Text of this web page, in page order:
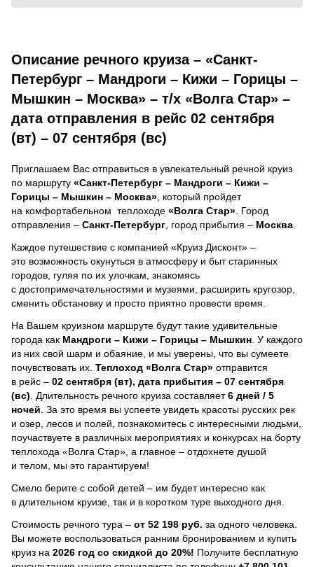
Описание речного круиза – «Санкт-
Петербург – Мандроги – Кижи – Горицы –
Мышкин – Москва» – т/х «Волга Стар» –
дата отправления в рейс 02 сентября
(вт) – 07 сентября (вс)
Приглашаем Вас отправиться в увлекательный речной круиз
по маршруту «Санкт-Петербург – Мандроги – Кижи –
Горицы – Мышкин – Москва» , который пройдет
на комфортабельном теплоходе «Волга Стар» . Город
отправления – Санкт-Петербург , город прибытия – Москва
Каждое путешествие с компанией «Круиз Дисконт» –
это возможность окунуться в атмосферу и быт старинных
городов, гуляя по их улочкам, знакомясь
с достопримечательностями и музеями, расширить кругозор,
сменить обстановку и просто приятно провести время.
На Вашем круизном маршруте будут такие удивительные
города как Мандроги – Кижи – Горицы – Мышкин . У каждого
из них свой шарм и обаяние, и мы уверены, что вы сумеете
почувствовать их. Теплоход «Волга Стар» отправится
в рейс – 02 сентября (вт), дата прибытия – 07 сентября
(вс) . Длительность речного круиза составляет6 дней / 5
ночей За это время вы успеете увидеть красоты русских рек
и озер, лесов и полей, познакомитесь с интересными людьми,
поучаствуете в различных мероприятиях и конкурсах на борту
теплохода «Волга Стар», а главное – отдохнете душой
и телом, мы это гарантируем!
Смело берите с собой детей – им будет интересно как
в длительном круизе, так и в коротком туре выходного дня.
Стоимость речного тура – от 52 198 руб. за одного человека.
Вы можете воспользоваться ранним бронированием и купить
круиз на 2026 год со скидкой до 20%! Получите бесплатную